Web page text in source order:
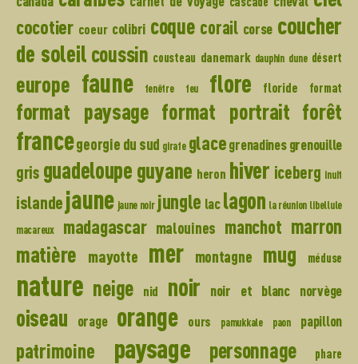
cocotier coeur colibri coque corail corse coucher
de soleil coussin cousteau danemark dauphin dune désert
europe faune fenêtre feu flore floride format
format paysage format portrait forêt
francegeorgie du sud girafe glacegrenadinesgrenouille
gris guadeloupe guyane heron hiver iceberg inuit
islandejaune jaune noir jungle laclagon la réunion libellule
macareux
madagascar malouines manchot marron
matière mayotte mer montagne mug méduse
nature neige nid noir noir et blanc norvège
oiseau orage orange ours pamukkale paon papillon
patrimoine paysage personnage phare